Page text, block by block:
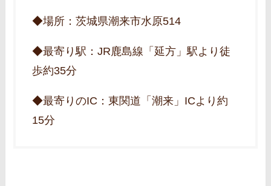
◆場所：茨城県潮来市水原514
◆最寄り駅：JR鹿島線「延方」駅より徒
歩約35分
◆最寄りのIC：東関道「潮来」ICより約
15分